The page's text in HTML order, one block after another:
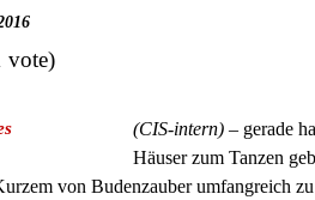
vote)
(CIS-intern)– gerade
Häuser zum Tanzen
von Budenzauber umfangreich